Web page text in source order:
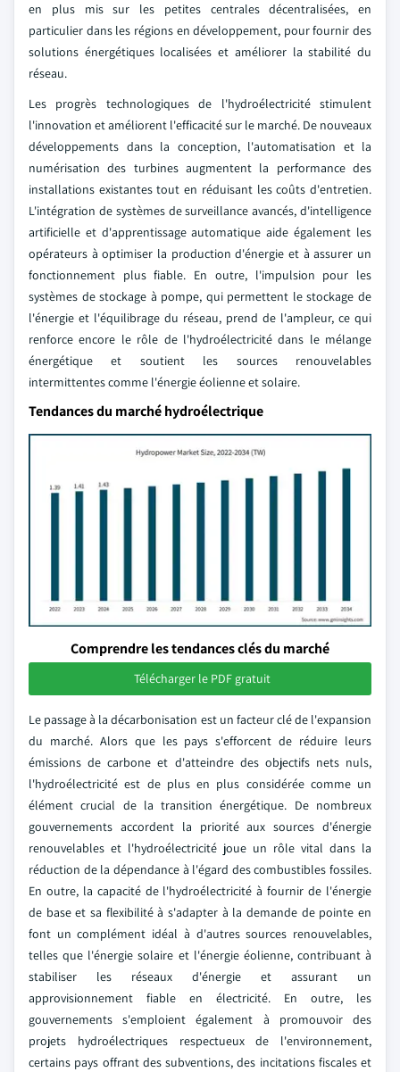
en plus mis sur les petites centrales décentralisées, en
particulier dans les régions en développement, pour fournir des
solutions énergétiques localisées et améliorer la stabilité du
réseau.
Les progrès technologiques de l'hydroélectricité stimulent
l'innovation et améliorent l'efficacité sur le marché. De nouveaux
développements dans la conception, l'automatisation et la
numérisation des turbines augmentent la performance des
installations existantes tout en réduisant les coûts d'entretien.
L'intégration de systèmes de surveillance avancés, d'intelligence
artificielle et d'apprentissage automatique aide également les
opérateurs à optimiser la production d'énergie et à assurer un
fonctionnement plus fiable. En outre, l'impulsion pour les
systèmes de stockage à pompe, qui permettent le stockage de
l'énergie et l'équilibrage du réseau, prend de l'ampleur, ce qui
renforce encore le rôle de l'hydroélectricité dans le mélange
énergétique et soutient les sources renouvelables
intermittentes comme l'énergie éolienne et solaire.
Tendances du marché hydroélectrique
Comprendre les tendances clés du marché
Télécharger le PDF gratuit
Le passage à la décarbonisation est un facteur clé de l'expansion
du marché. Alors que les pays s'efforcent de réduire leurs
émissions de carbone et d'atteindre des objectifs nets nuls,
l'hydroélectricité est de plus en plus considérée comme un
élément crucial de la transition énergétique. De nombreux
gouvernements accordent la priorité aux sources d'énergie
renouvelables et l'hydroélectricité joue un rôle vital dans la
réduction de la dépendance à l'égard des combustibles fossiles.
En outre, la capacité de l'hydroélectricité à fournir de l'énergie
de base et sa flexibilité à s'adapter à la demande de pointe en
font un complément idéal à d'autres sources renouvelables,
telles que l'énergie solaire et l'énergie éolienne, contribuant à
stabiliser les réseaux d'énergie et assurant un
approvisionnement fiable en électricité. En outre, les
gouvernements s'emploient également à promouvoir des
projets hydroélectriques respectueux de l'environnement,
certains pays offrant des subventions, des incitations fiscales et